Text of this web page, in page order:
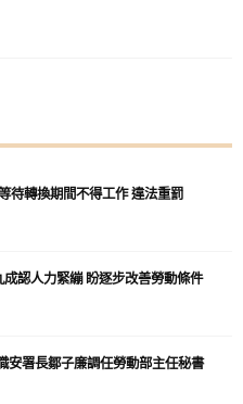
待轉換期間不得工作 違法重罰
成認人力緊繃 盼逐步改善勞動條件
安署長鄒子廉調任勞動部主任秘書